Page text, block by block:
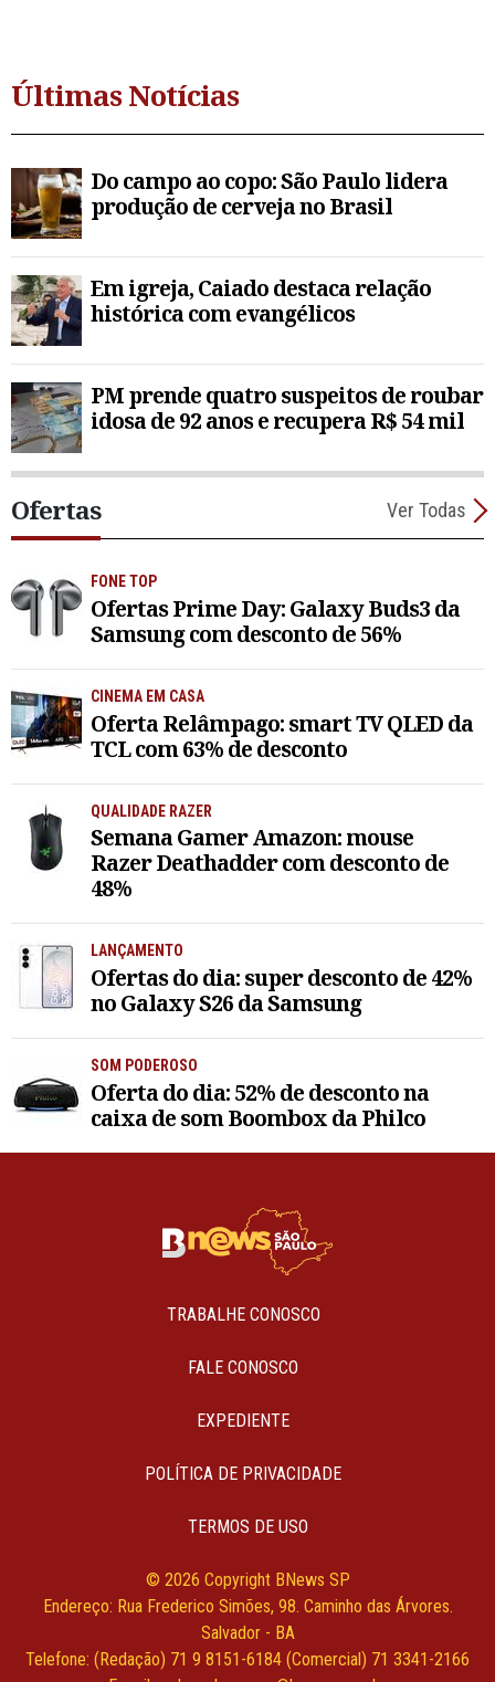
Últimas Notícias
Do campo ao copo: São Paulo lidera
produção de cerveja no Brasil
Em igreja, Caiado destaca relação
histórica com evangélicos
PM prende quatro suspeitos de roubar
idosa de 92 anos e recupera R$ 54 mil
Ofertas Ver Todas
FONE TOP
Ofertas Prime Day: Galaxy Buds3 da
Samsung com desconto de 56%
CINEMA EM CASA
Oferta Relâmpago: smart TV QLED da
TCL com 63% de desconto
QUALIDADE RAZER
Semana Gamer Amazon: mouse
Razer Deathadder com desconto de
48%
LANÇAMENTO
Ofertas do dia: super desconto de 42%
no Galaxy S26 da Samsung
SOM PODEROSO
Oferta do dia: 52% de desconto na
caixa de som Boombox da Philco
TRABALHE CONOSCO
FALE CONOSCO
EXPEDIENTE
POLÍTICA DE PRIVACIDADE
TERMOS DE USO
© 2026 Copyright BNews SP
Endereço: Rua Frederico Simões, 98. Caminho das Árvores.
Salvador - BA
Telefone: (Redação) 71 9 8151-6184 (Comercial) 71 3341-2166